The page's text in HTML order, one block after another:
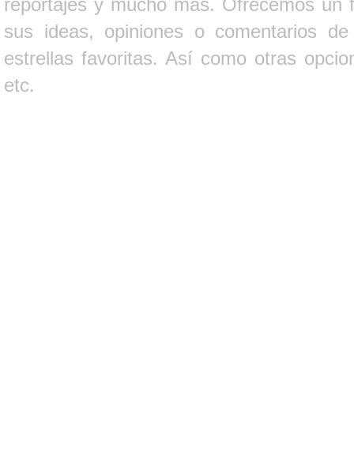
sus ideas, opiniones o comentarios
estrellas favoritas. Así como otras
etc.